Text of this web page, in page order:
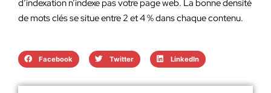
d’indexation n’indexe pas votre page web. La bonne densité
de mots clés se situe entre 2 et 4 % dans chaque contenu.
Facebook Twitter LinkedIn